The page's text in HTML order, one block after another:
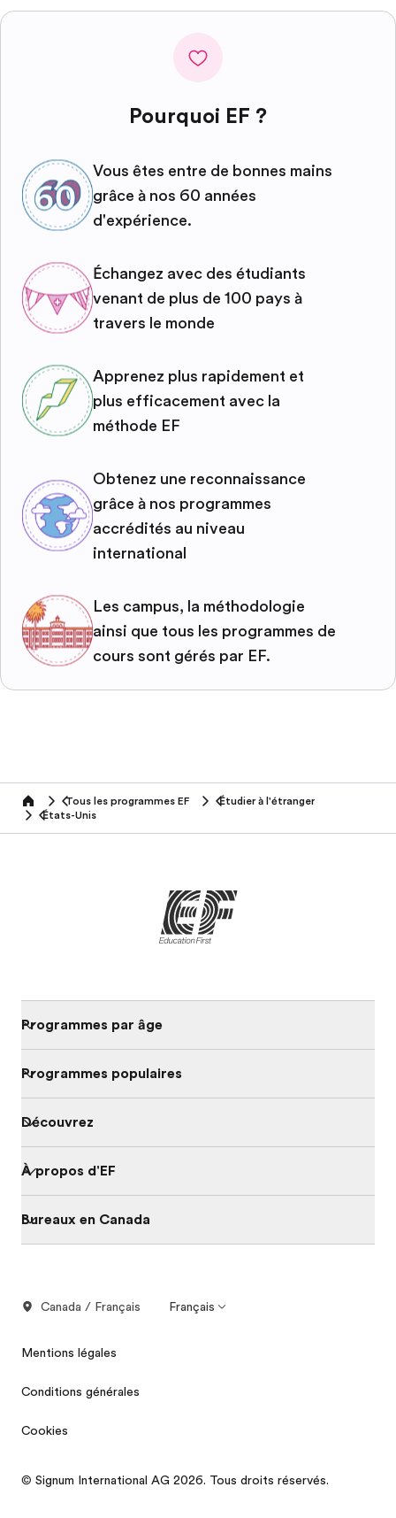
Pourquoi EF ?
Vous êtes entre de bonnes mains
grâce à nos 60 années
d'expérience.
Échangez avec des étudiants
venant de plus de 100 pays à
travers le monde
Apprenez plus rapidement et
plus efficacement avec la
méthode EF
Obtenez une reconnaissance
grâce à nos programmes
accrédités au niveau
international
Les campus, la méthodologie
ainsi que tous les programmes de
cours sont gérés par EF.
home Tous les programmes EF
Étudier à l'étranger
États-Unis
Programmes par âge
Programmes populaires
Découvrez
À propos d'EF
Bureaux en Canada
Canada / Français Français
Mentions légales
Conditions générales
Cookies
© Signum International AG 2026. Tous droits réservés.